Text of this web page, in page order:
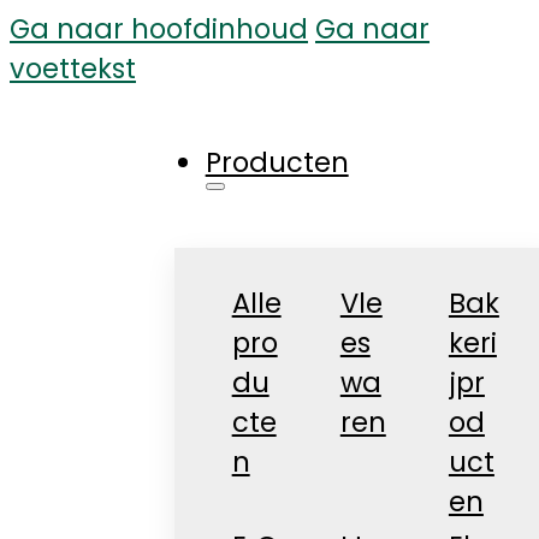
Ga naar hoofdinhoud Ga naar
voettekst
Producten
Alle
pro
du
cte
n
Vle
es
wa
ren
Bak
keri
jpr
od
uct
en